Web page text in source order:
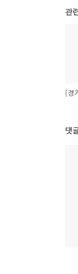
관
[경
댓